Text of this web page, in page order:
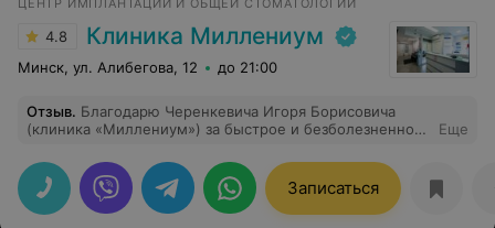
ЦЕНТР ИМПЛАНТАЦИИ И ОБЩЕЙ СТОМАТОЛОГИИ
4.8 Клиника Миллениум
Минск, ул. Алибегова, 12 до 21:00
Отзыв. Благодарю Черенкевича Игоря Борисовича
(клиника «Миллениум») за быстрое и безболезненное
всё чётко, аккуратно и с заботой о пациенте. Очень
доволена — рекомендую!
Еще
Записаться